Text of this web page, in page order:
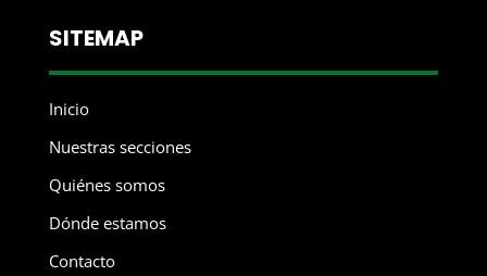
SITEMAP
Inicio
Nuestras secciones
Quiénes somos
Dónde estamos
Contacto